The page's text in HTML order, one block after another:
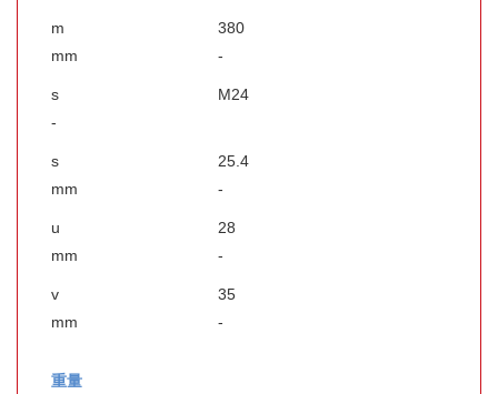
m
380
mm
-
s
M24
-
s
25.4
mm
-
u
28
mm
-
v
35
mm
-
重量